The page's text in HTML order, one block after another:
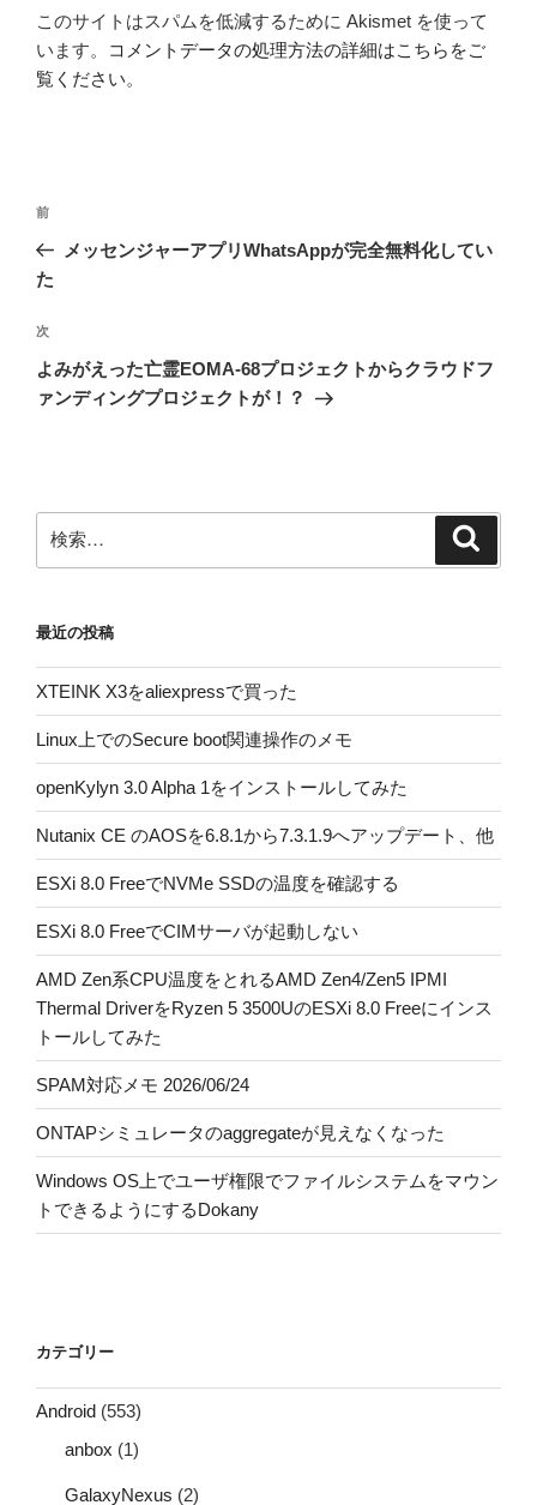
このサイトはスパムを低減するために Akismet を使って
います。
コメントデータの処理方法の詳細はこちらをご
覧ください。
投
ナ
ゲ
ー
シ
前
の
投
前
メッセンジャーアプリWhatsAppが完全無料化してい
た
次
の
投
次
よみがえった亡霊EOMA-68プロジェクトからクラウドフ
ァンディングプロジェクトが！？
索:
最近の投稿
XTEINK X3をaliexpressで買った
Linux上でのSecure boot関連操作のメモ
openKylyn 3.0 Alpha 1をインストールしてみた
Nutanix CE のAOSを6.8.1から7.3.1.9へアップデート、他
ESXi 8.0 FreeでNVMe SSDの温度を確認する
ESXi 8.0 FreeでCIMサーバが起動しない
AMD Zen系CPU温度をとれるAMD Zen4/Zen5 IPMI
Thermal DriverをRyzen 5 3500UのESXi 8.0 Freeにインス
トールしてみた
SPAM対応メモ 2026/06/24
ONTAPシミュレータのaggregateが見えなくなった
Windows OS上でユーザ権限でファイルシステムをマウン
トできるようにするDokany
カテゴリー
Android (553)
anbox (1)
GalaxyNexus (2)